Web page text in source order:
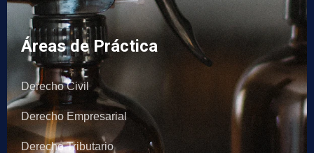
Áreas de Práctica
Derecho Civil
Derecho Empresarial
Derecho Tributario